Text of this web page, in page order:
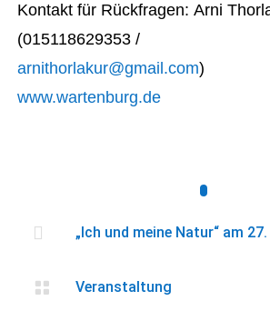
Kontakt für Rückfragen: Arni
(015118629353 /
arnithorlakur@gmail.com)
www.wartenburg.de
 „Ich und meine Natur“ am
 Veranstaltung